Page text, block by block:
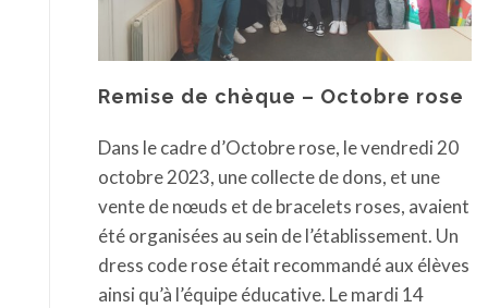
Remise de chèque – Octobre rose
Dans le cadre d’Octobre rose, le vendredi 20
octobre 2023, une collecte de dons, et une
vente de nœuds et de bracelets roses, avaient
été organisées au sein de l’établissement. Un
dress code rose était recommandé aux élèves
ainsi qu’à l’équipe éducative. Le mardi 14